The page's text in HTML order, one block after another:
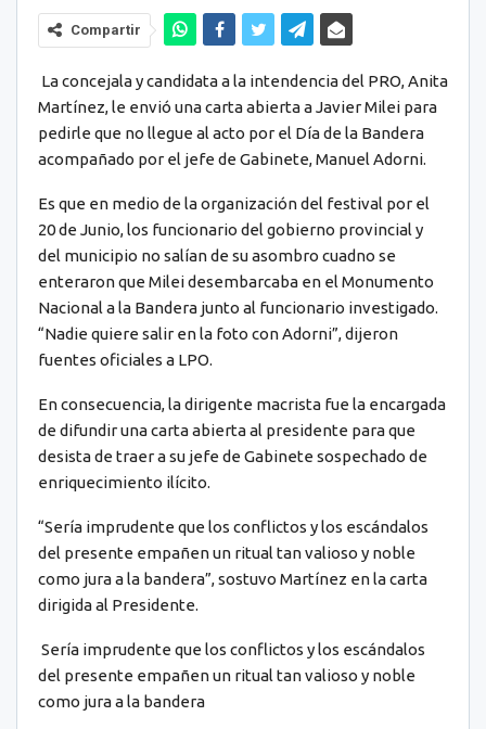
Compartir
La concejala y candidata a la intendencia del PRO, Anita
Martínez, le envió una carta abierta a Javier Milei para
pedirle que no llegue al acto por el Día de la Bandera
acompañado por el jefe de Gabinete, Manuel Adorni.
Es que en medio de la organización del festival por el
20 de Junio, los funcionario del gobierno provincial y
del municipio no salían de su asombro cuadno se
enteraron que Milei desembarcaba en el Monumento
Nacional a la Bandera junto al funcionario investigado.
“Nadie quiere salir en la foto con Adorni”, dijeron
fuentes oficiales a LPO.
En consecuencia, la dirigente macrista fue la encargada
de difundir una carta abierta al presidente para que
desista de traer a su jefe de Gabinete sospechado de
enriquecimiento ilícito.
“Sería imprudente que los conflictos y los escándalos
del presente empañen un ritual tan valioso y noble
como jura a la bandera”, sostuvo Martínez en la carta
dirigida al Presidente.
Sería imprudente que los conflictos y los escándalos
del presente empañen un ritual tan valioso y noble
como jura a la bandera